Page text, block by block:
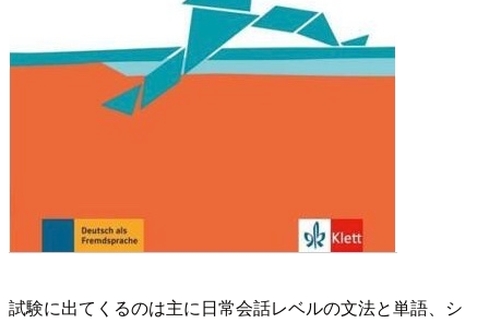
試験に出てくるのは主に日常会話レベルの文法と単語、シ